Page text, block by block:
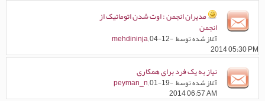
مدیران انجمن : اوت شدن اتوماتیک از
انجمن
آغاز شده توسط mehdininja, 04-12-
2014 05:30 PM
نیاز به یک فرد برای همکاری
آغاز شده توسط peyman_n, 01-19-
2014 06:57 AM